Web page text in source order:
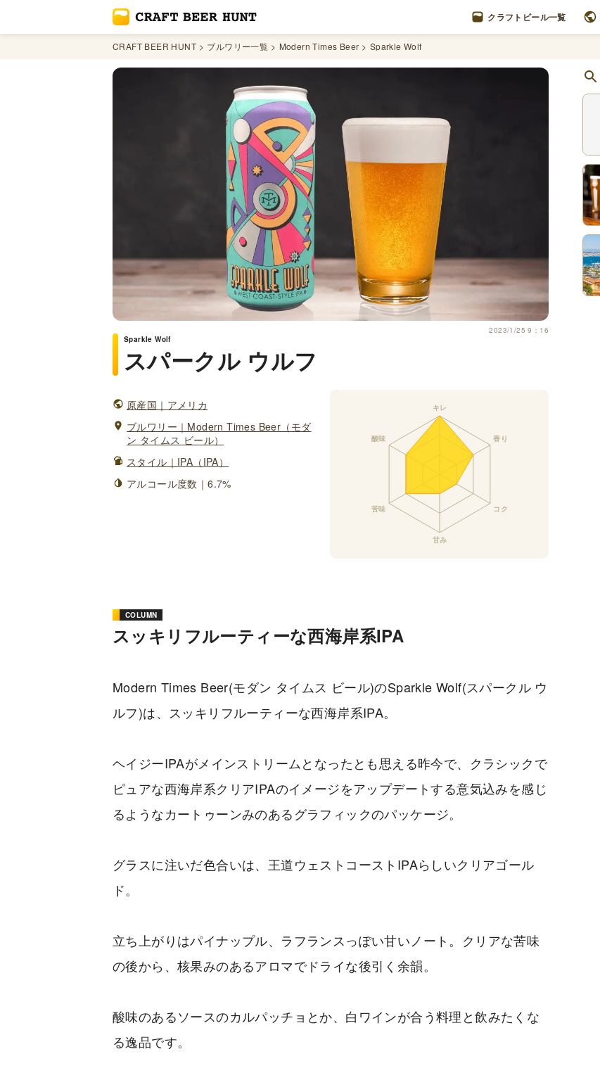
クラフトビール一覧
CRAFT BEER HUNT ブルワリー一覧 Modern Times Beer Sparkle Wolf
2023/1/25 9：16
Sparkle Wolf
スパークル ウルフ
原産国｜アメリカ
ブルワリー｜Modern Times Beer（モダ
ン タイムス ビール）
スタイル｜IPA（IPA）
アルコール度数｜6.7%
COLUMN
スッキリフルーティーな西海岸系IPA
Modern Times Beer(モダン タイムス ビール)のSparkle Wolf(スパークル ウ
ルフ)は、スッキリフルーティーな西海岸系IPA。
ヘイジーIPAがメインストリームとなったとも思える昨今で、クラシックで
ピュアな西海岸系クリアIPAのイメージをアップデートする意気込みを感じ
るようなカートゥーンみのあるグラフィックのパッケージ。
グラスに注いだ色合いは、王道ウェストコーストIPAらしいクリアゴール
ド。
立ち上がりはパイナップル、ラフランスっぽい甘いノート。クリアな苦味
の後から、核果みのあるアロマでドライな後引く余韻。
酸味のあるソースのカルパッチョとか、白ワインが合う料理と飲みたくな
る逸品です。